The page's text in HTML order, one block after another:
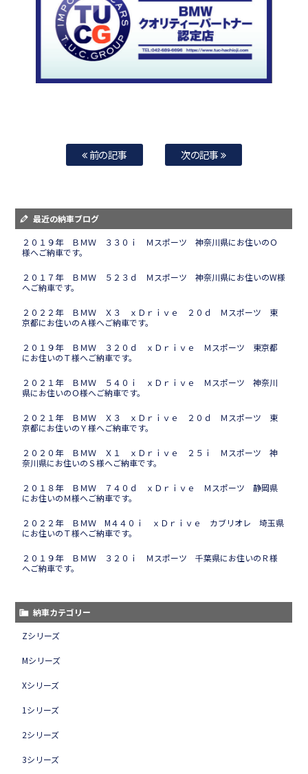
前の記事 次の記事
最近の納車ブログ
２０１９年 ＢＭＷ ３３０ｉ Ｍスポーツ 神奈川県にお住いのＯ
様へご納車です。
２０１７年 ＢＭＷ ５２３ｄ Ｍスポーツ 神奈川県にお住いのW様
へご納車です。
２０２２年 ＢＭＷ Ｘ３ ｘＤｒｉｖｅ ２０ｄ Ｍスポーツ 東
京都にお住いのＡ様へご納車です。
２０１９年 ＢＭＷ ３２０ｄ ｘＤｒｉｖｅ Ｍスポーツ 東京都
にお住いのＴ様へご納車です。
２０２１年 ＢＭＷ ５４０ｉ ｘＤｒｉｖｅ Ｍスポーツ 神奈川
県にお住いのＯ様へご納車です。
２０２１年 ＢＭＷ Ｘ３ ｘＤｒｉｖｅ ２０ｄ Ｍスポーツ 東
京都にお住いのＹ様へご納車です。
２０２０年 ＢＭＷ Ｘ１ ｘＤｒｉｖｅ ２５ｉ Ｍスポーツ 神
奈川県にお住いのＳ様へご納車です。
２０１８年 ＢＭＷ ７４０ｄ ｘＤｒｉｖｅ Ｍスポーツ 静岡県
にお住いのＭ様へご納車です。
２０２２年 ＢＭＷ M４４０ｉ ｘＤｒｉｖｅ カブリオレ 埼玉県
にお住いのＴ様へご納車です。
２０１９年 ＢＭＷ ３２０ｉ Ｍスポーツ 千葉県にお住いのＲ様
へご納車です。
納車カテゴリー
Zシリーズ
Mシリーズ
Xシリーズ
1シリーズ
2シリーズ
3シリーズ